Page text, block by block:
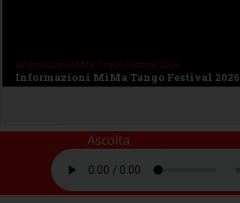
Informazioni MiMa Tango Festival 2026
Informazioni MiMa Tango Festival 2026
Ascolta